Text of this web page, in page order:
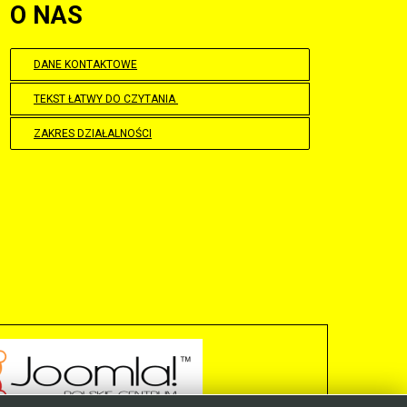
O NAS
DANE KONTAKTOWE
TEKST ŁATWY DO CZYTANIA
ZAKRES DZIAŁALNOŚCI